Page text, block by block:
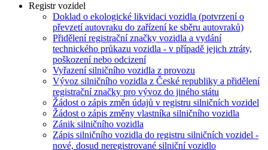
Registr vozidel
Doklad o ekologické likvidaci vozidla (potvrzení o
převzetí autovraku do zařízení ke sběru autovraků)
Přidělení registrační značky vozidla a vydání
technického průkazu vozidla - v případě jejich ztráty,
poškození nebo odcizení
Vyřazení silničního vozidla z provozu
Vývoz silničního vozidla z České republiky a přidělení
registrační značky pro vývoz do jiného státu
Žádost o zápis změn údajů v registru silničních vozidel
Žádost o zápis změny vlastníka silničního vozidla
Zánik silničního vozidla
Zápis silničního vozidla do registru silničních vozidel -
nové, dosud neregistrované silniční vozidlo